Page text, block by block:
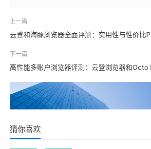
上一篇
云登和海豚浏览器全面评测：实用性与性价比
下一篇
高性能多账户浏览器评测：云登浏览器和Octo
猜你喜欢